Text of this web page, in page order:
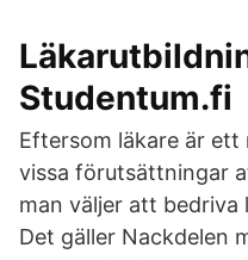
Studentum.fi
Eftersom läkare är
vissa förutsättningar
man väljer att bedriva
Det gäller Nackdelen